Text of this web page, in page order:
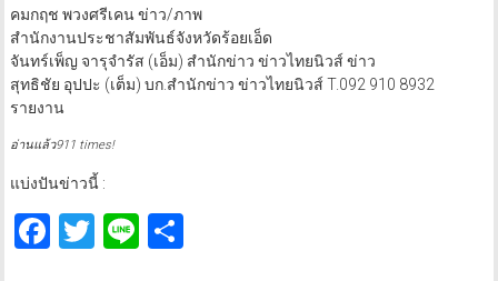
คมกฤช พวงศรีเคน ข่าว/ภาพ
สำนักงานประชาสัมพันธ์จังหวัดร้อยเอ็ด
จันทร์เพ็ญ จารุจำรัส (เอ็ม) สำนักข่าว ข่าวไทยนิวส์ ข่าว
สุทธิชัย อุปปะ (เต็ม) บก.สำนักข่าว ข่าวไทยนิวส์ T.092 910 8932
รายงาน
อ่านแล้ว911 times!
แบ่งปันข่าวนี้ :
Facebook
Twitter
LineShare